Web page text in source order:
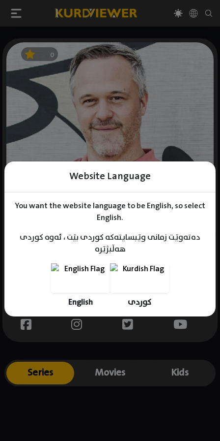
Website Language
You want the website language to be English, so select
English.
دەتەوێت زمانی وێبسایتەکە کوردی بێت ، ئەوە کوردی
هەڵبژێرە
English کوردی
0
Gender : male
Series Movies Kids